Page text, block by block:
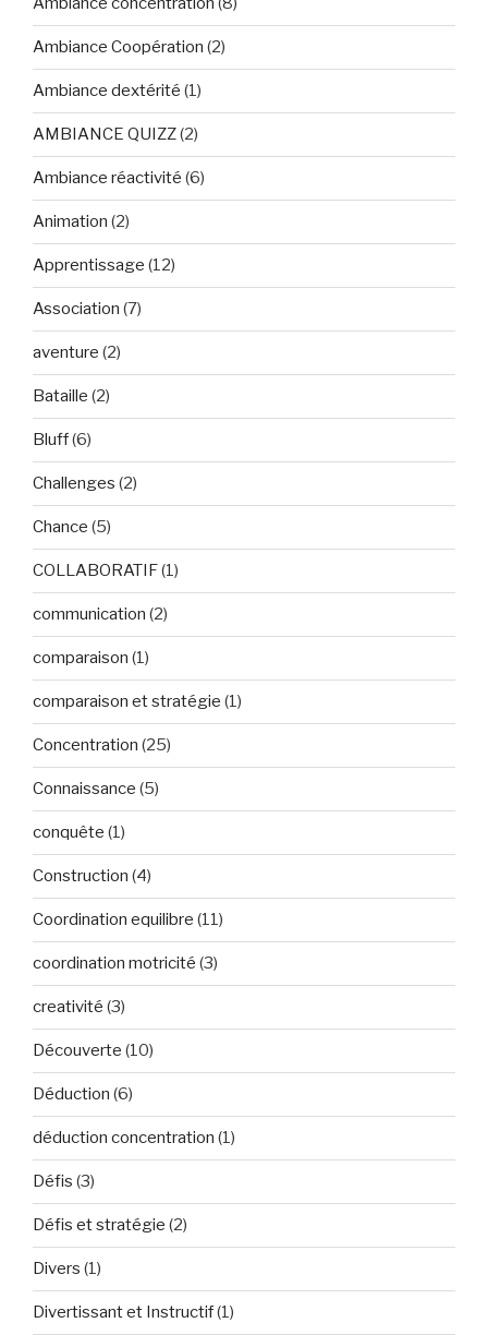
Ambiance Coopération (2)
Ambiance dextérité (1)
AMBIANCE QUIZZ(2)
Ambiance réactivité (6)
Animation (2)
Apprentissage (12)
Association (7)
aventure (2)
Bataille (2)
Bluff(6)
Challenges (2)
Chance (5)
COLLABORATIF(1)
communication (2)
comparaison (1)
comparaison et stratégie (1)
Concentration (25)
Connaissance (5)
conquête (1)
Construction (4)
Coordination equilibre (11)
coordination motricité (3)
creativité (3)
Découverte (10)
Déduction (6)
déduction concentration (1)
Défis (3)
Défis et stratégie (2)
Divers (1)
Divertissant et Instructif(1)